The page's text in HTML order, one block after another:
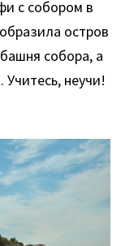
с собором в
остров
собора, а
неучи!